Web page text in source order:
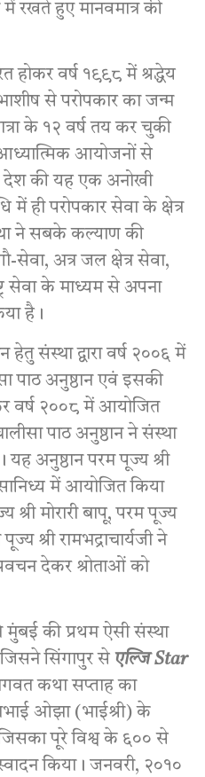
रखते हुए मानवमात्र की
होकर वर्ष १९९८ में श्रद्धेय
से परोपकार का जन्म
के १२ वर्ष तय कर चुकी
आयोजनों से
देश की यह एक अनोखी
ही परोपकार सेवा के क्षेत्र
ने सबके कल्याण की
सेवा, अत्र जल क्षेत्र सेवा,
सेवा के माध्यम से अपना
है।
संस्था द्वारा वर्ष २००६ में
पाठ अनुष्ठान एवं इसकी
वर्ष २००८ में आयोजित
पाठ अनुष्ठान ने संस्था
यह अनुष्ठान परम पूज्य श्री
में आयोजित किया
श्री मोरारी बापू, परम पूज्य
श्री रामभद्राचार्यजी ने
देकर श्रोताओं को
की प्रथम ऐसी संस्था
सिंगापुर से एल्जि Star
कथा सप्ताह का
ओझा (भाईश्री) के
पूरे विश्व के ६०० से
किया। जनवरी, २०१०